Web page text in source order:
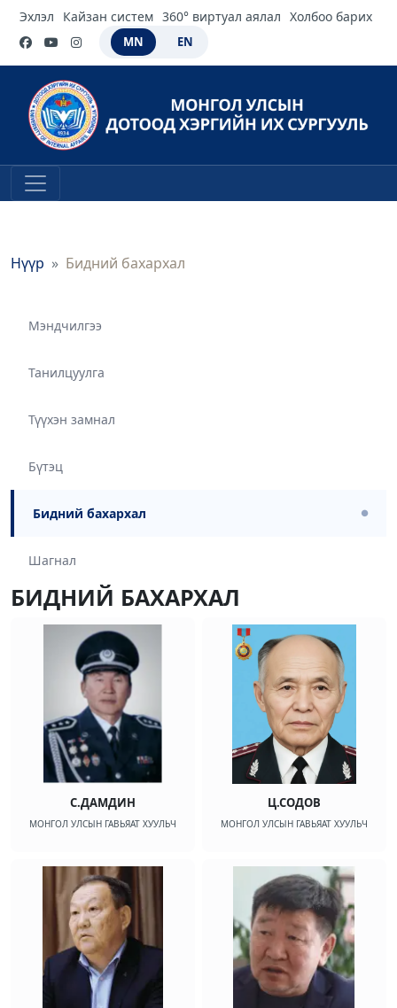
Эхлэл Кайзан систем 360° виртуал аялал Холбоо барих
MN EN
Нүүр Бидний бахархал
Мэндчилгээ
Танилцуулга
Түүхэн замнал
Бүтэц
Бидний бахархал ●
Шагнал
БИДНИЙ БАХАРХАЛ
С.ДАМДИН
МОНГОЛ УЛСЫН ГАВЬЯАТ ХУУЛЬЧ
Ц.СОДОВ
МОНГОЛ УЛСЫН ГАВЬЯАТ ХУУЛЬЧ